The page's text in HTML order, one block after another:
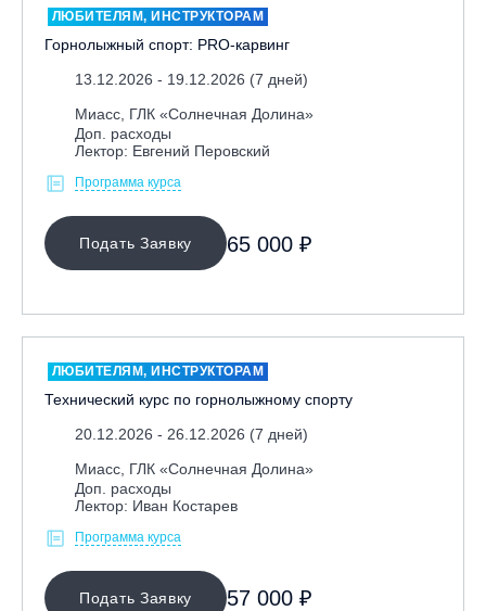
ЛЮБИТЕЛЯМ, ИНСТРУКТОРАМ
Горнолыжный спорт: PRO-карвинг
13.12.2026 - 19.12.2026 (7 дней)
Миасс, ГЛК «Солнечная Долина»
Доп. расходы
Лектор: Евгений Перовский
Программа курса
Подать Заявку 65 000 ₽
ЛЮБИТЕЛЯМ, ИНСТРУКТОРАМ
Технический курс по горнолыжному спорту
20.12.2026 - 26.12.2026 (7 дней)
Миасс, ГЛК «Солнечная Долина»
Доп. расходы
Лектор: Иван Костарев
Программа курса
Подать Заявку 57 000 ₽